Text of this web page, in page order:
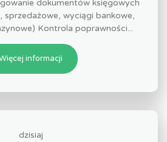
dokumentów księgowych
sprzedażowe, wyciągi bankowe,
Kontrola poprawności...
informacji
dzisiaj